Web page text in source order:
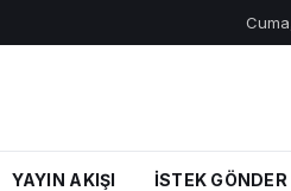
YAYIN AKIŞI İSTEK GÖNDER